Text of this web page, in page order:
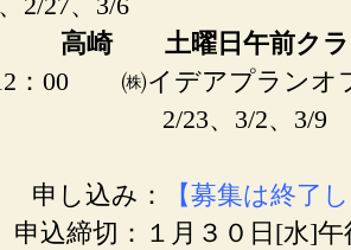
2/27、3/6
高崎 土曜日午前ク
12：00 ㈱イデアプラン
2/23、3/2、3/9
申し込み：
【募集は終了
申込締切：１月３０日[水]